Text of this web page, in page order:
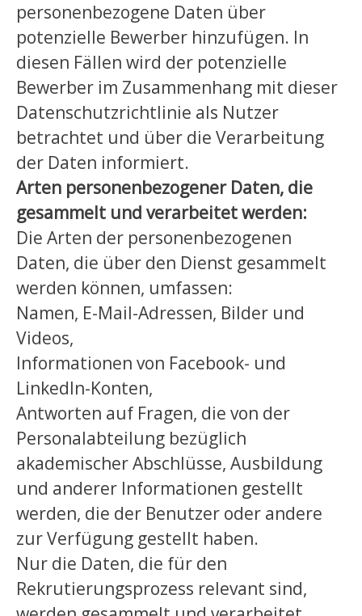
personenbezogene Daten über
potenzielle Bewerber hinzufügen. In
diesen Fällen wird der potenzielle
Bewerber im Zusammenhang mit dieser
Datenschutzrichtlinie als Nutzer
betrachtet und über die Verarbeitung
der Daten informiert.
Arten personenbezogener Daten, die
gesammelt und verarbeitet werden:
Die Arten der personenbezogenen
Daten, die über den Dienst gesammelt
werden können, umfassen:
Namen, E-Mail-Adressen, Bilder und
Videos,
Informationen von Facebook- und
LinkedIn-Konten,
Antworten auf Fragen, die von der
Personalabteilung bezüglich
akademischer Abschlüsse, Ausbildung
und anderer Informationen gestellt
werden, die der Benutzer oder andere
zur Verfügung gestellt haben.
Nur die Daten, die für den
Rekrutierungsprozess relevant sind,